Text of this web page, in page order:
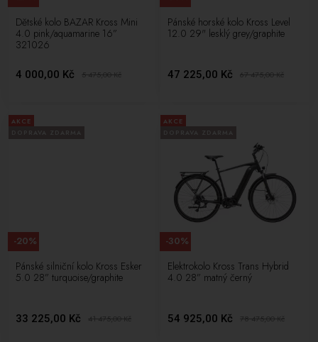
Dětské kolo BAZAR Kross Mini
4.0 pink/aquamarine 16”
321026
4 000,00 Kč 5 475,00Kč
Pánské horské kolo Kross Level
12.0 29" lesklý grey/graphite
47 225,00 Kč 67 475,00Kč
AKCE
Pánské silniční kolo Kross Esker
5.0 28” turquoise/graphite
33 225,00 Kč 41 475,00Kč
-20%
AKCE
Elektrokolo Kross Trans Hybrid
4.0 28” matný černý
54 925,00 Kč 78 475,00Kč
-30%